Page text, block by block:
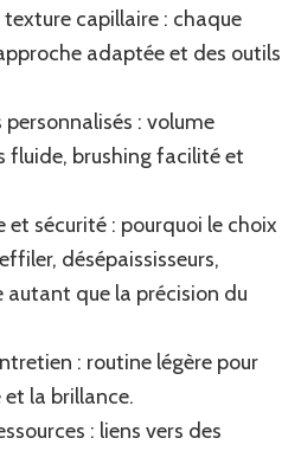
texture capillaire : chaque
adaptée et des outils
: volume
fluide, brushing facilité et
et sécurité : pourquoi le choix
désépaississeurs,
que la précision du
: routine légère pour
la brillance.
: liens vers des